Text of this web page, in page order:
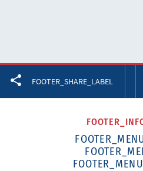
FOOTER_SHARE_LABEL